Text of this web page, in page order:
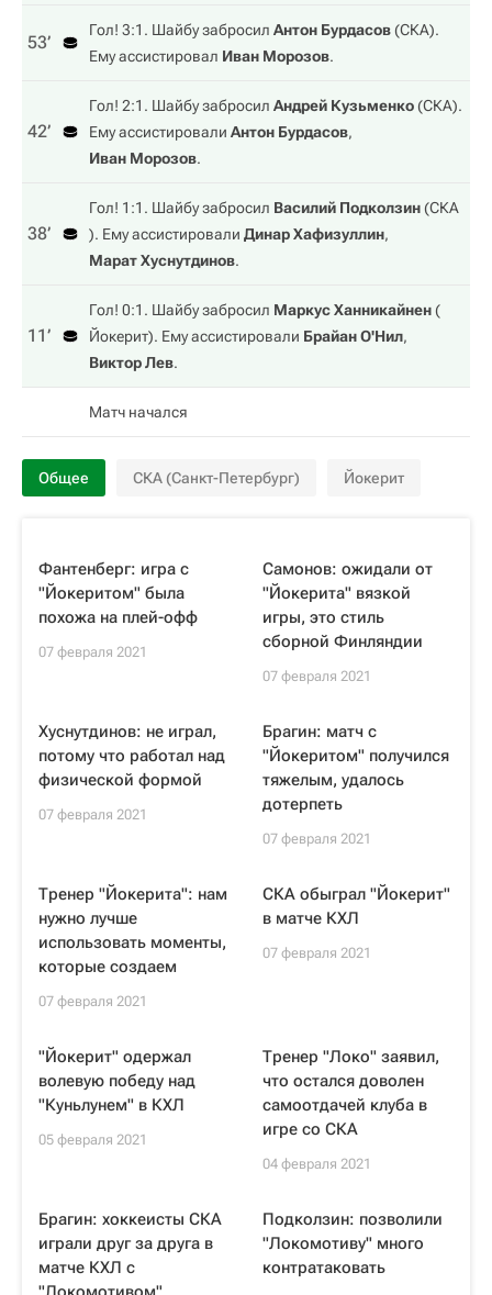
53‎’‎
Гол! 3:1. Шайбу забросил Антон Бурдасов(СКА).
Ему ассистировал Иван Морозов.
42‎’‎
Гол! 2:1. Шайбу забросил Андрей Кузьменко(СКА).
Ему ассистировали Антон Бурдасов,
Иван Морозов.
38‎’‎
Гол! 1:1. Шайбу забросил Василий Подколзин(СКА
). Ему ассистировали Динар Хафизуллин,
Марат Хуснутдинов.
11‎’‎
Гол! 0:1. Шайбу забросил Маркус Ханникайнен(
Йокерит). Ему ассистировали Брайан О'Нил,
Виктор Лев.
Матч начался
Общее СКА (Санкт-Петербург) Йокерит
Фантенберг: игра с
"Йокеритом" была
похожа на плей-офф
07 февраля 2021
Самонов: ожидали от
"Йокерита" вязкой
игры, это стиль
сборной Финляндии
07 февраля 2021
Хуснутдинов: не играл,
потому что работал над
физической формой
07 февраля 2021
Брагин: матч с
"Йокеритом" получился
тяжелым, удалось
дотерпеть
07 февраля 2021
Тренер "Йокерита": нам
нужно лучше
использовать моменты,
которые создаем
07 февраля 2021
СКА обыграл "Йокерит"
в матче КХЛ
07 февраля 2021
"Йокерит" одержал
волевую победу над
"Куньлунем" в КХЛ
05 февраля 2021
Тренер "Локо" заявил,
что остался доволен
самоотдачей клуба в
игре со СКА
04 февраля 2021
Брагин: хоккеисты СКА
играли друг за друга в
матче КХЛ с
Подколзин: позволили
"Локомотиву" много
контратаковать